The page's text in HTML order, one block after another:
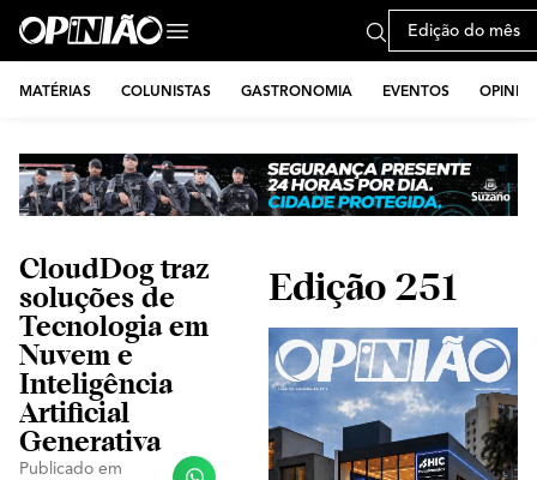
Edição do mês
MATÉRIAS COLUNISTAS GASTRONOMIA EVENTOS
CloudDog traz
soluções de
Tecnologia em
Nuvem e
Inteligência
Artificial
Generativa
Publicado em
Edição 251